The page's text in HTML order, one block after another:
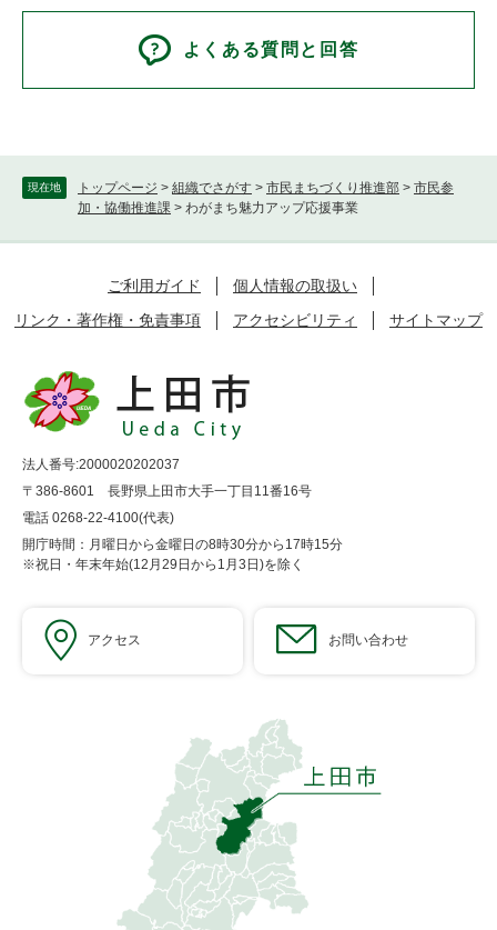
現在地 トップページ > 組織でさがす > 市民まちづくり推進部 > 市民参
加・協働推進課 > わがまち魅力アップ応援事業
よくある質問と回答
ご利用ガイド
個人情報の取扱い
リンク・著作権・免責事項
アクセシビリティ サイトマップ
法人番号:2000020202037
〒386-8601 長野県上田市大手一丁目11番16号
電話 0268-22-4100(代表)
開庁時間：月曜日から金曜日の8時30分から17時15分
※祝日・年末年始(12月29日から1月3日)を除く
アクセス お問い合わせ